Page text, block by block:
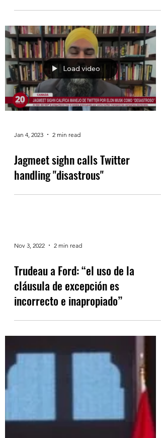
Load video
Jan 4, 2023 2 min read
Jagmeet sighn calls Twitter
handling "disastrous"
Nov 3, 2022 2 min read
Trudeau a Ford: “el uso de la
cláusula de excepción es
incorrecto e inapropiado”